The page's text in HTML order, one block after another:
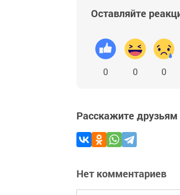
Оставляйте
0 0 0
Расскажите друзьям
Нет комментариев